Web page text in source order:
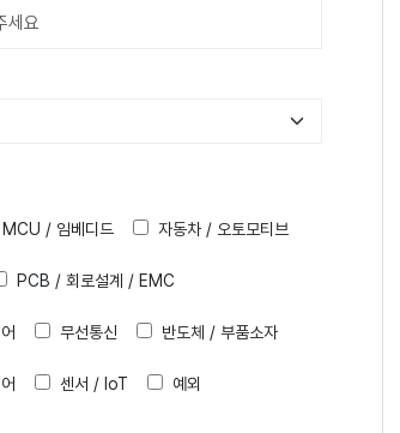
MCU / 임베디드 자동차 / 오토모티브
PCB / 회로설계 / EMC
무선통신 반도체 / 부품소자
센서 / IoT 예외